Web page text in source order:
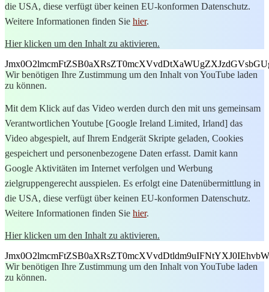
die USA, diese verfügt über keinen EU-konformen Datenschutz.
Weitere Informationen finden Sie hier.
Hier klicken um den Inhalt zu aktivieren.
Wir benötigen Ihre Zustimmung um den Inhalt von YouTube laden
zu können.
Mit dem Klick auf das Video werden durch den mit uns gemeinsam
Verantwortlichen Youtube [Google Ireland Limited, Irland] das
Video abgespielt, auf Ihrem Endgerät Skripte geladen, Cookies
gespeichert und personenbezogene Daten erfasst. Damit kann
Google Aktivitäten im Internet verfolgen und Werbung
zielgruppengerecht ausspielen. Es erfolgt eine Datenübermittlung in
die USA, diese verfügt über keinen EU-konformen Datenschutz.
Weitere Informationen finden Sie hier.
Hier klicken um den Inhalt zu aktivieren.
Wir benötigen Ihre Zustimmung um den Inhalt von YouTube laden
zu können.